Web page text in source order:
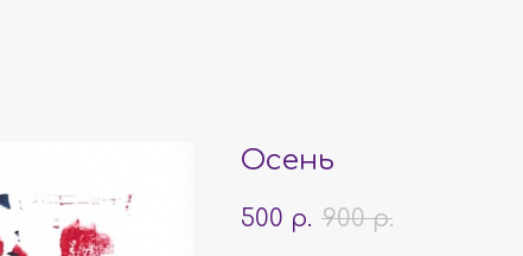
Осень
500 р. 900 р.